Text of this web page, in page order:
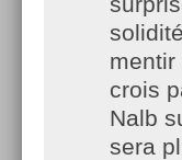
crois
Nalb
sera